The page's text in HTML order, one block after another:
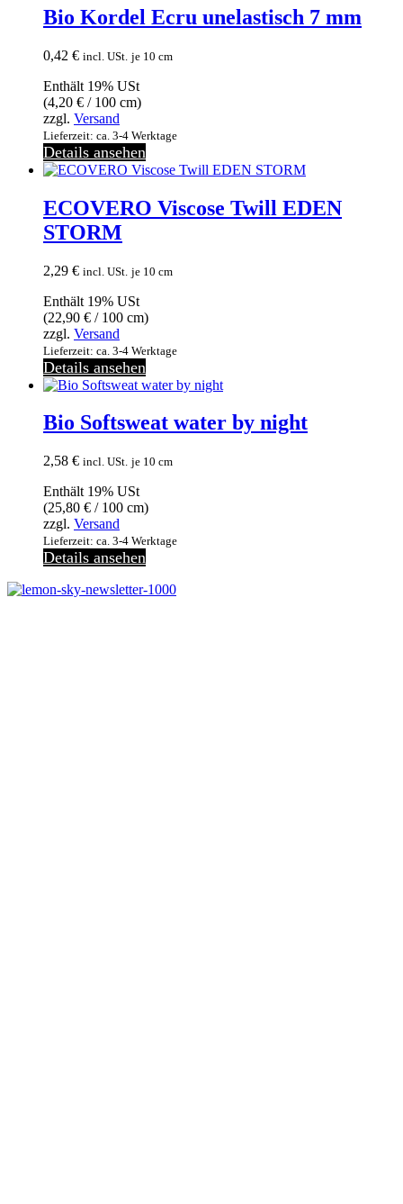
Bio Kordel Ecru unelastisch 7 mm
0,42 € incl. USt. je 10 cm
Enthält 19% USt
(4,20 € / 100 cm)
zzgl. Versand
Lieferzeit: ca. 3-4 Werktage
Details ansehen
ECOVERO Viscose Twill EDEN
STORM
2,29 € incl. USt. je 10 cm
Enthält 19% USt
(22,90 € / 100 cm)
zzgl. Versand
Lieferzeit: ca. 3-4 Werktage
Details ansehen
Bio Softsweat water by night
2,58 € incl. USt. je 10 cm
Enthält 19% USt
(25,80 € / 100 cm)
zzgl. Versand
Lieferzeit: ca. 3-4 Werktage
Details ansehen